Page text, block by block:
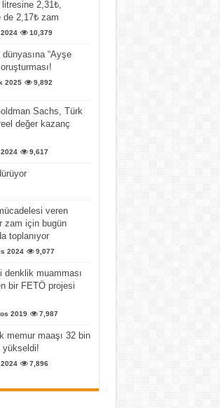
2,31₺,
de 2,17₺ zam
10,379
“Ayşe
2025 9,892
Sachs, Türk
değer kazanç
9,617
veren
zam için bugün
toplanıyor
2024 9,077
denklik muamması
bir FETÖ projesi
2019 7,987
memur maaşı 32 bin
yükseldi!
7,896